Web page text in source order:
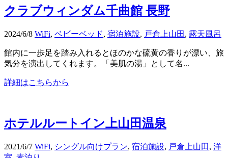
クラブウィンダム千曲館 長野
2024/6/8 WiFi, ベビーベッド, 宿泊施設, 戸倉上山田 , 露天風呂
館内に一歩足を踏み入れるとほのかな硫黄の香りが漂い、旅
気分を演出してくれます。「美肌の湯」として名...
詳細はこちらから
ホテルルートイン上山田温泉
2021/6/7 WiFi, シングル向けプラン, 宿泊施設, 戸倉上山田 , 洋